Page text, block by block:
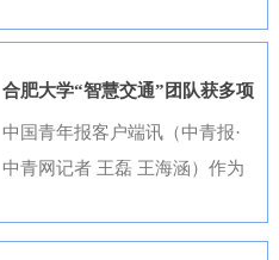
《廉心清颂》《缝隙》等获奖作
品构思精巧、寓意深刻，将廉洁
内涵与传统文化元素相融合，充
参会工作，已于9月20日在合肥
进博会外企（安徽）供需对接暨
投资交流活动”，会上，130余家
安徽本土知名企业与21家进博会
系。在本届进博会上，来自安徽
南山区，歙县桂林国有林场的林
下基地里，农户忙着采收黄栀
林，从各自为战到联农共富，安
合肥大学“智慧交通”团队获多项
重要进展
中国青年报客户端讯（中青报·
中青网记者 王磊 王海涵）作为
局城市，合肥正在着力打造低空